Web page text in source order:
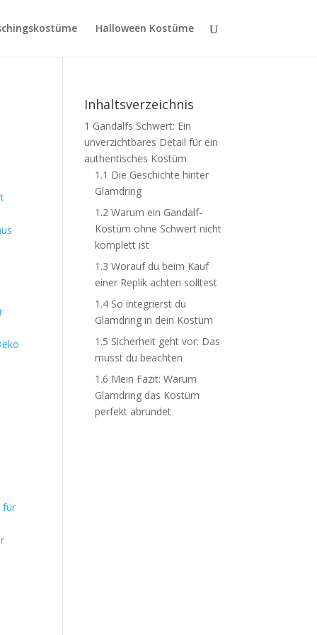
Halloween Kostüme
Inhaltsverzeichnis
1 Gandalfs Schwert: Ein
unverzichtbares Detail für ein
authentisches Kostüm
1.1 Die Geschichte hinter
Glamdring
1.2 Warum ein Gandalf-
Kostüm ohne Schwert nicht
komplett ist
1.3 Worauf du beim Kauf
einer Replik achten solltest
1.4 So integrierst du
Glamdring in dein Kostüm
1.5 Sicherheit geht vor: Das
musst du beachten
1.6 Mein Fazit: Warum
Glamdring das Kostüm
perfekt abrundet